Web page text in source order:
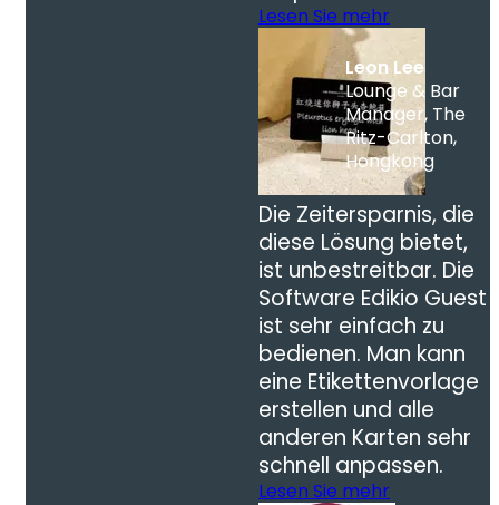
Lesen Sie mehr
Leon Lee
Lounge & Bar
Manager, The
Ritz-Carlton,
Hongkong
Die Zeitersparnis, die
diese Lösung bietet,
ist unbestreitbar. Die
Software Edikio Guest
ist sehr einfach zu
bedienen. Man kann
eine Etikettenvorlage
erstellen und alle
anderen Karten sehr
schnell anpassen.
Lesen Sie mehr